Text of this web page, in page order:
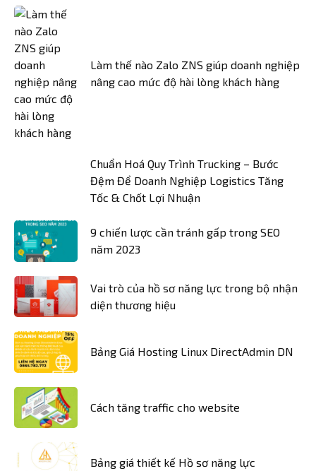
Làm thế nào Zalo ZNS giúp doanh nghiệp
nâng cao mức độ hài lòng khách hàng
Chuẩn Hoá Quy Trình Trucking – Bước
Đệm Để Doanh Nghiệp Logistics Tăng
Tốc & Chốt Lợi Nhuận
9 chiến lược cần tránh gấp trong SEO
năm 2023
Vai trò của hồ sơ năng lực trong bộ nhận
diện thương hiệu
Bảng Giá Hosting Linux DirectAdmin DN
Cách tăng traffic cho website
Bảng giá thiết kế Hồ sơ năng lực